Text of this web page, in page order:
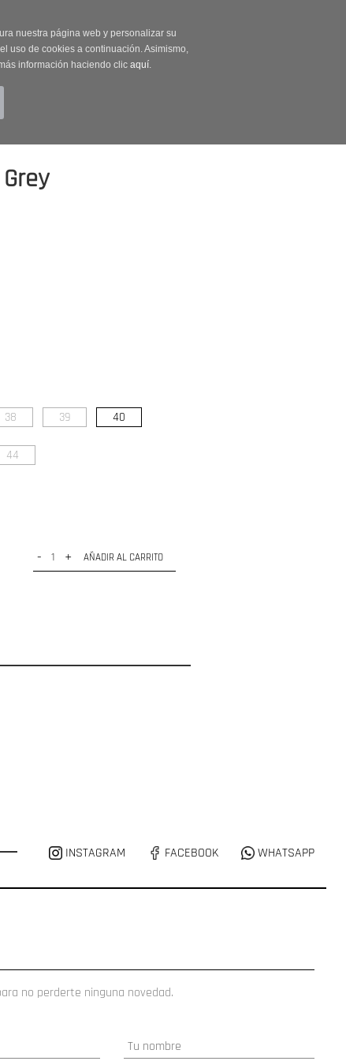
nuestra página web y personalizar su
uso de cookies a continuación. Asimismo,
información haciendo clic aquí.
38 39 40
44
- + AÑADIR AL CARRITO
INSTAGRAM FACEBOOK WHATSAPP
no perderte ninguna novedad.